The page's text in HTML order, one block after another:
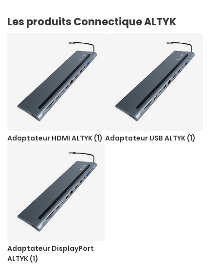
Les produits Connectique ALTYK
Adaptateur HDMI ALTYK (1) Adaptateur USB ALTYK (1)
Adaptateur DisplayPort
ALTYK (1)